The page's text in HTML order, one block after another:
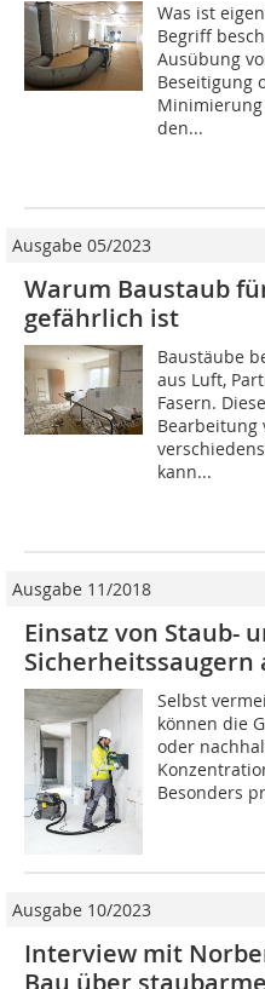
Was ist
Begriff
Ausübung
Beseitigung
den...
Ausgabe 05/2023
Warum Baustaub
gefährlich ist
Baustäube
aus Luft,
Fasern.
Bearbeitung
kann...
Ausgabe 11/2018
Einsatz von Staub-
Sicherheitssaugern
Selbst
können die
oder
Besonders
Ausgabe 10/2023
Interview mit